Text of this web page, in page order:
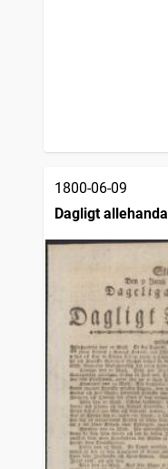
1800-06-09
Dagligt allehanda